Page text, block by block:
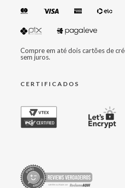
Compre em até dois cartões de
sem juros.
CERTIFICADOS